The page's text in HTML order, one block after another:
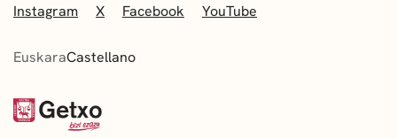
Instagram X Facebook YouTube
EuskaraCastellano